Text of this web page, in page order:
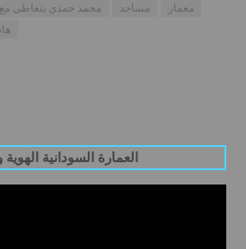
محمد حمدي يتعاطى مع
مساجد
معمار
العمارة السودانية الهوية